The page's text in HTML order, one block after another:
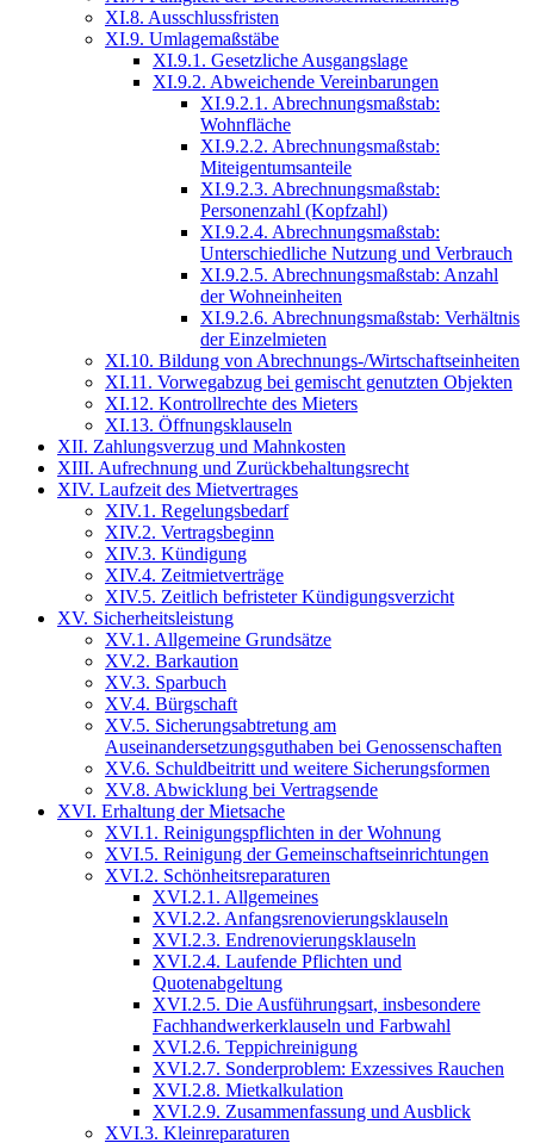
XI.8. Ausschlussfristen
XI.9. Umlagemaßstäbe
XI.9.1. Gesetzliche Ausgangslage
XI.9.2. Abweichende Vereinbarungen
XI.9.2.1. Abrechnungsmaßstab:
Wohnfläche
XI.9.2.2. Abrechnungsmaßstab:
Miteigentumsanteile
XI.9.2.3. Abrechnungsmaßstab:
Personenzahl (Kopfzahl)
XI.9.2.4. Abrechnungsmaßstab:
Unterschiedliche Nutzung und Verbrauch
XI.9.2.5. Abrechnungsmaßstab: Anzahl
der Wohneinheiten
XI.9.2.6. Abrechnungsmaßstab: Verhältnis
der Einzelmieten
XI.10. Bildung von Abrechnungs-/Wirtschaftseinheiten
XI.11. Vorwegabzug bei gemischt genutzten Objekten
XI.12. Kontrollrechte des Mieters
XI.13. Öffnungsklauseln
XII. Zahlungsverzug und Mahnkosten
XIII. Aufrechnung und Zurückbehaltungsrecht
XIV. Laufzeit des Mietvertrages
XIV.1. Regelungsbedarf
XIV.2. Vertragsbeginn
XIV.3. Kündigung
XIV.4. Zeitmietverträge
XIV.5. Zeitlich befristeter Kündigungsverzicht
XV. Sicherheitsleistung
XV.1. Allgemeine Grundsätze
XV.2. Barkaution
XV.3. Sparbuch
XV.4. Bürgschaft
XV.5. Sicherungsabtretung am
Auseinandersetzungsguthaben bei Genossenschaften
XV.6. Schuldbeitritt und weitere Sicherungsformen
XV.8. Abwicklung bei Vertragsende
XVI. Erhaltung der Mietsache
XVI.1. Reinigungspflichten in der Wohnung
XVI.5. Reinigung der Gemeinschaftseinrichtungen
XVI.2. Schönheitsreparaturen
XVI.2.1. Allgemeines
XVI.2.2. Anfangsrenovierungsklauseln
XVI.2.3. Endrenovierungsklauseln
XVI.2.4. Laufende Pflichten und
Quotenabgeltung
XVI.2.5. Die Ausführungsart, insbesondere
Fachhandwerkerklauseln und Farbwahl
XVI.2.6. Teppichreinigung
XVI.2.7. Sonderproblem: Exzessives Rauchen
XVI.2.8. Mietkalkulation
XVI.2.9. Zusammenfassung und Ausblick
XVI.3. Kleinreparaturen